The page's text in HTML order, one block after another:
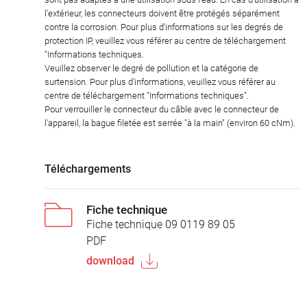
l'extérieur, les connecteurs doivent être protégés séparément
contre la corrosion. Pour plus d'informations sur les degrés de
protection IP, veuillez vous référer au centre de téléchargement
"Informations techniques.
Veuillez observer le degré de pollution et la catégorie de
surtension. Pour plus d'informations, veuillez vous référer au
centre de téléchargement "Informations techniques".
Pour verrouiller le connecteur du câble avec le connecteur de
l'appareil, la bague filetée est serrée "à la main" (environ 60 cNm).
Téléchargements
Fiche technique
Fiche technique 09 0119 89 05
PDF
download